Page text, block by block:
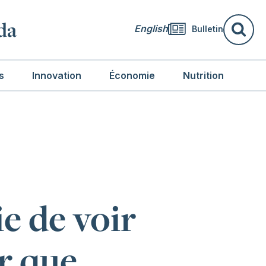
English Bulletin
Innovation Économie Nutrition
de voir